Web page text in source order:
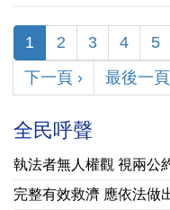
1 2 3 4 5
下一頁 ›
最後一
全民呼聲
執法者無人權觀 視兩公
完整有效救濟 應依法做